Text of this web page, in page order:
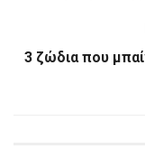
3 ζώδια που